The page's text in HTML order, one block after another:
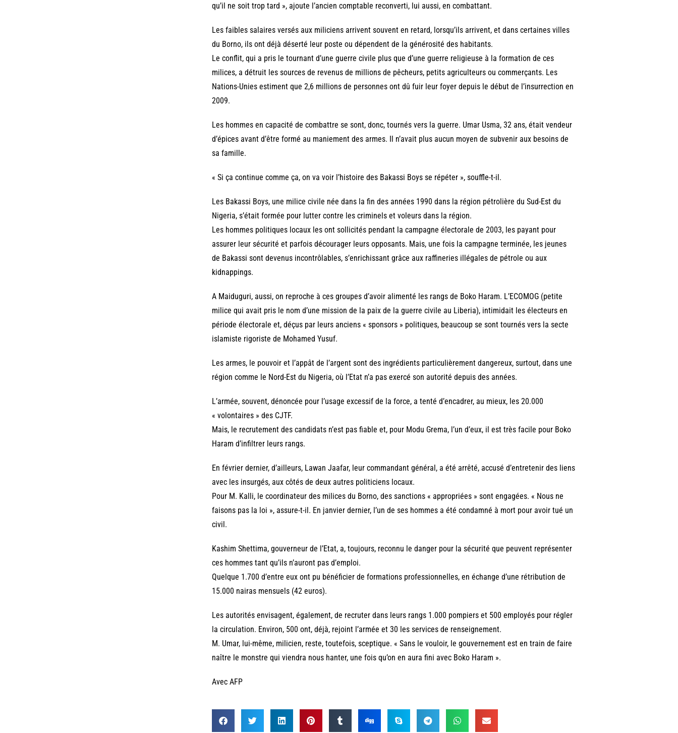
qu’il ne soit trop tard », ajoute l’ancien comptable reconverti, lui aussi, en combattant.
Les faibles salaires versés aux miliciens arrivent souvent en retard, lorsqu’ils arrivent, et dans certaines villes
du Borno, ils ont déjà déserté leur poste ou dépendent de la générosité des habitants.
Le conflit, qui a pris le tournant d’une guerre civile plus que d’une guerre religieuse à la formation de ces
milices, a détruit les sources de revenus de millions de pêcheurs, petits agriculteurs ou commerçants. Les
Nations-Unies estiment que 2,6 millions de personnes ont dû fuir leur foyer depuis le début de l’insurrection en
2009.
Les hommes en capacité de combattre se sont, donc, tournés vers la guerre. Umar Usma, 32 ans, était vendeur
d’épices avant d’être formé au maniement des armes. Il n’avait plus aucun moyen de subvenir aux besoins de
sa famille.
« Si ça continue comme ça, on va voir l’histoire des Bakassi Boys se répéter », souffle-t-il.
Les Bakassi Boys, une milice civile née dans la fin des années 1990 dans la région pétrolière du Sud-Est du
Nigeria, s’était formée pour lutter contre les criminels et voleurs dans la région.
Les hommes politiques locaux les ont sollicités pendant la campagne électorale de 2003, les payant pour
assurer leur sécurité et parfois décourager leurs opposants. Mais, une fois la campagne terminée, les jeunes
de Bakassi sont devenus incontrôlables, s’enrichissant grâce aux raffineries illégales de pétrole ou aux
kidnappings.
A Maiduguri, aussi, on reproche à ces groupes d’avoir alimenté les rangs de Boko Haram. L’ECOMOG (petite
milice qui avait pris le nom d’une mission de la paix de la guerre civile au Liberia), intimidait les électeurs en
période électorale et, déçus par leurs anciens « sponsors » politiques, beaucoup se sont tournés vers la secte
islamiste rigoriste de Mohamed Yusuf.
Les armes, le pouvoir et l’appât de l’argent sont des ingrédients particulièrement dangereux, surtout, dans une
région comme le Nord-Est du Nigeria, où l’Etat n’a pas exercé son autorité depuis des années.
L’armée, souvent, dénoncée pour l’usage excessif de la force, a tenté d’encadrer, au mieux, les 20.000
« volontaires » des CJTF.
Mais, le recrutement des candidats n’est pas fiable et, pour Modu Grema, l’un d’eux, il est très facile pour Boko
Haram d’infiltrer leurs rangs.
En février dernier, d’ailleurs, Lawan Jaafar, leur commandant général, a été arrêté, accusé d’entretenir des liens
avec les insurgés, aux côtés de deux autres politiciens locaux.
Pour M. Kalli, le coordinateur des milices du Borno, des sanctions « appropriées » sont engagées. « Nous ne
faisons pas la loi », assure-t-il. En janvier dernier, l’un de ses hommes a été condamné à mort pour avoir tué un
civil.
Kashim Shettima, gouverneur de l’Etat, a, toujours, reconnu le danger pour la sécurité que peuvent représenter
ces hommes tant qu’ils n’auront pas d’emploi.
Quelque 1.700 d’entre eux ont pu bénéficier de formations professionnelles, en échange d’une rétribution de
15.000 nairas mensuels (42 euros).
Les autorités envisagent, également, de recruter dans leurs rangs 1.000 pompiers et 500 employés pour régler
la circulation. Environ, 500 ont, déjà, rejoint l’armée et 30 les services de renseignement.
M. Umar, lui-même, milicien, reste, toutefois, sceptique. « Sans le vouloir, le gouvernement est en train de faire
naître le monstre qui viendra nous hanter, une fois qu’on en aura fini avec Boko Haram ».
Avec AFP